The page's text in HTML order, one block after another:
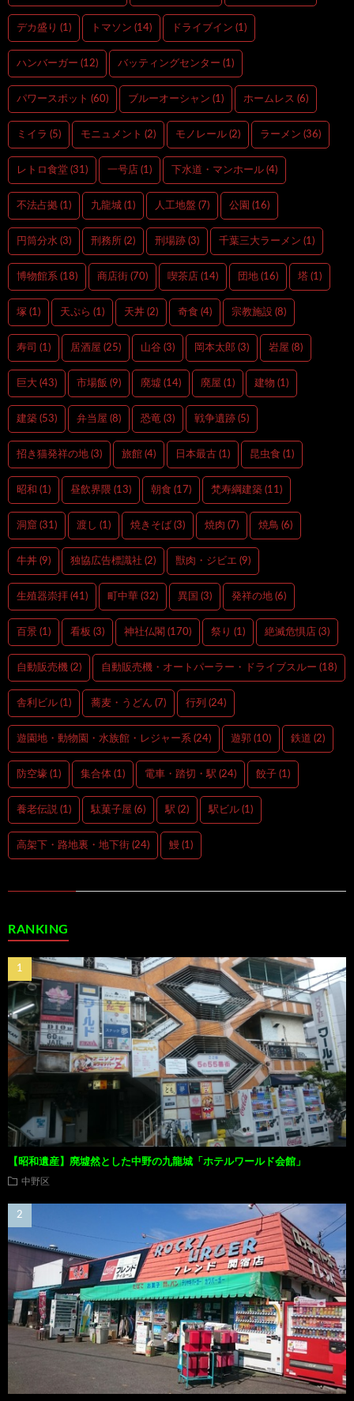
デカ盛り (1) トマソン (14) ドライブイン (1)
ハンバーガー (12) バッティングセンター (1)
パワースポット (60) ブルーオーシャン (1) ホームレス (6)
ミイラ (5) モニュメント (2) モノレール (2) ラーメン (36)
レトロ食堂 (31) 一号店 (1) 下水道・マンホール (4)
不法占拠 (1) 九龍城 (1) 人工地盤 (7) 公園 (16)
円筒分水 (3) 刑務所 (2) 刑場跡 (3) 千葉三大ラーメン (1)
博物館系 (18) 商店街 (70) 喫茶店 (14) 団地 (16) 塔 (1)
塚 (1) 天ぷら (1) 天丼 (2) 奇食 (4) 宗教施設 (8)
寿司 (1) 居酒屋 (25) 山谷 (3) 岡本太郎 (3) 岩屋 (8)
巨大 (43) 市場飯 (9) 廃墟 (14) 廃屋 (1) 建物 (1)
建築 (53) 弁当屋 (8) 恐竜 (3) 戦争遺跡 (5)
招き猫発祥の地 (3) 旅館 (4) 日本最古 (1) 昆虫食 (1)
昭和 (1) 昼飲界隈 (13) 朝食 (17) 梵寿綱建築 (11)
洞窟 (31) 渡し (1) 焼きそば (3) 焼肉 (7) 焼鳥 (6)
牛丼 (9) 独協広告標識社 (2) 獣肉・ジビエ (9)
生殖器崇拝 (41) 町中華 (32) 異国 (3) 発祥の地 (6)
百景 (1) 看板 (3) 神社仏閣 (170) 祭り (1) 絶滅危惧店 (3)
自動販売機 (2) 自動販売機・オートパーラー・ドライブスルー (18)
舎利ビル (1) 蕎麦・うどん (7) 行列 (24)
遊園地・動物園・水族館・レジャー系 (24) 遊郭 (10) 鉄道 (2)
防空壕 (1) 集合体 (1) 電車・踏切・駅 (24) 餃子 (1)
養老伝説 (1) 駄菓子屋 (6) 駅 (2) 駅ビル (1)
高架下・路地裏・地下街 (24) 鰻 (1)
RANKING
【昭和遺産】廃墟然とした中野の九龍城「ホテルワールド会館」
中野区